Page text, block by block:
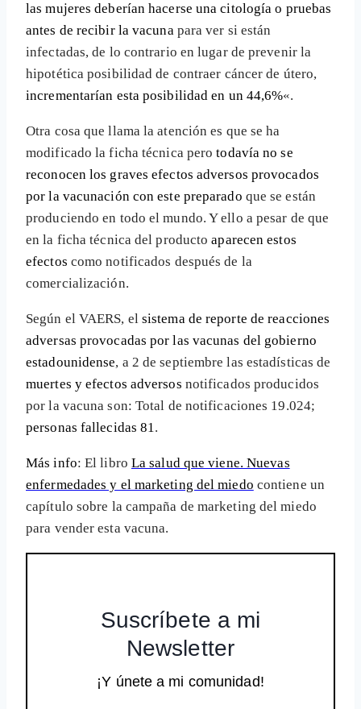
las mujeres deberían hacerse una citología o pruebas
antes de recibir la vacuna para ver si están
infectadas, de lo contrario en lugar de prevenir la
hipotética posibilidad de contraer cáncer de útero,
incrementarían esta posibilidad en un 44,6%«.
Otra cosa que llama la atención es que se ha
modificado la ficha técnica perotodavía no se
reconocen los graves efectos adversos provocados
por la vacunación con este preparado que se están
produciendo en todo el mundo. Y ello a pesar de que
en la ficha técnica del productoaparecen estos
efectos como notificados después de la
comercialización.
Según el VAERS, el sistema de reporte de reacciones
adversas provocadas por las vacunas del gobierno
estadounidense, a 2 de septiembre las estadísticas de
muertes y efectos adversos notificados producidos
por la vacuna son: Total de notificaciones 19.024;
personas fallecidas 81.
Más info: El libro La salud que viene. Nuevas
enfermedades y el marketing del miedo contiene un
capítulo sobre la campaña de marketing del miedo
para vender esta vacuna.
Suscríbete a mi
Newsletter
¡Y únete a mi comunidad!